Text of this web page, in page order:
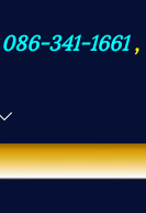
086-341-1661,